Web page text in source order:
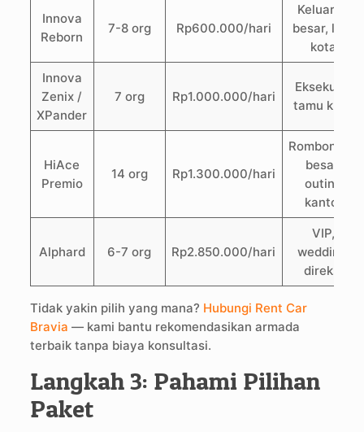
Innova
Reborn
7-8 org Rp600.000/hari
Keluarga
besar, luar
kota
Innova
Zenix /
XPander
7 org Rp1.000.000/hari
Eksekutif,
tamu klien
HiAce
Premio
14 org Rp1.300.000/hari
Rombongan
besar,
outing
kantor
Alphard 6-7 org Rp2.850.000/hari
VIP,
wedding,
direksi
Tidak yakin pilih yang mana? Hubungi Rent Car
Bravia — kami bantu rekomendasikan armada
terbaik tanpa biaya konsultasi.
Langkah 3: Pahami Pilihan
Paket